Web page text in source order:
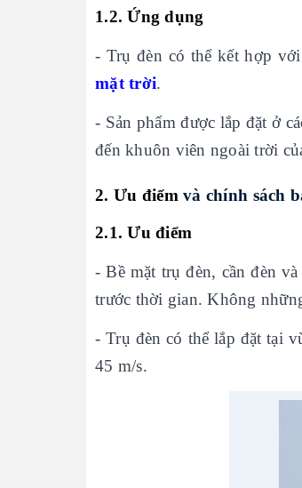
1.2. Ứng dụng
- Trụ đèn có thể kết hợp
mặt trời.
- Sản phẩm được lắp đặt ở
đến khuôn viên ngoài trời
2. Ưu điểmvà chính sách
2.1. Ưu điểm
- Bề mặt trụ đèn, cần đèn
trước thời gian. Không
- Trụ đèn có thể lắp đặt tại
45 m/s.